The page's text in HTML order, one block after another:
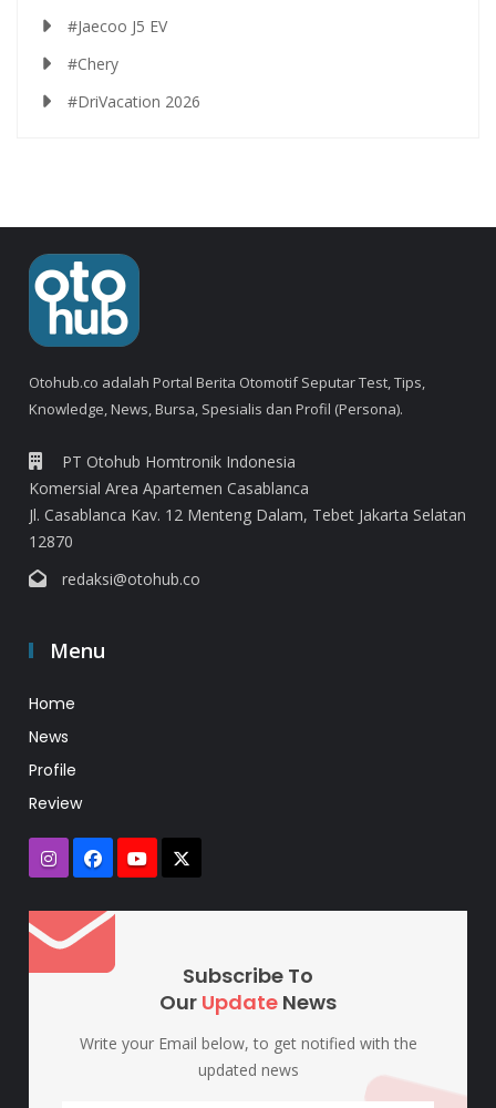
#Jaecoo J5 EV
#Chery
#DriVacation 2026
Otohub.co adalah Portal Berita Otomotif Seputar Test, Tips,
Knowledge, News, Bursa, Spesialis dan Profil (Persona).
PT Otohub Homtronik Indonesia
Komersial Area Apartemen Casablanca
Jl. Casablanca Kav. 12 Menteng Dalam, Tebet Jakarta Selatan
12870
redaksi@otohub.co
Menu
Home
News
Profile
Review
Subscribe To
Our Update News
Write your Email below, to get notified with the
updated news